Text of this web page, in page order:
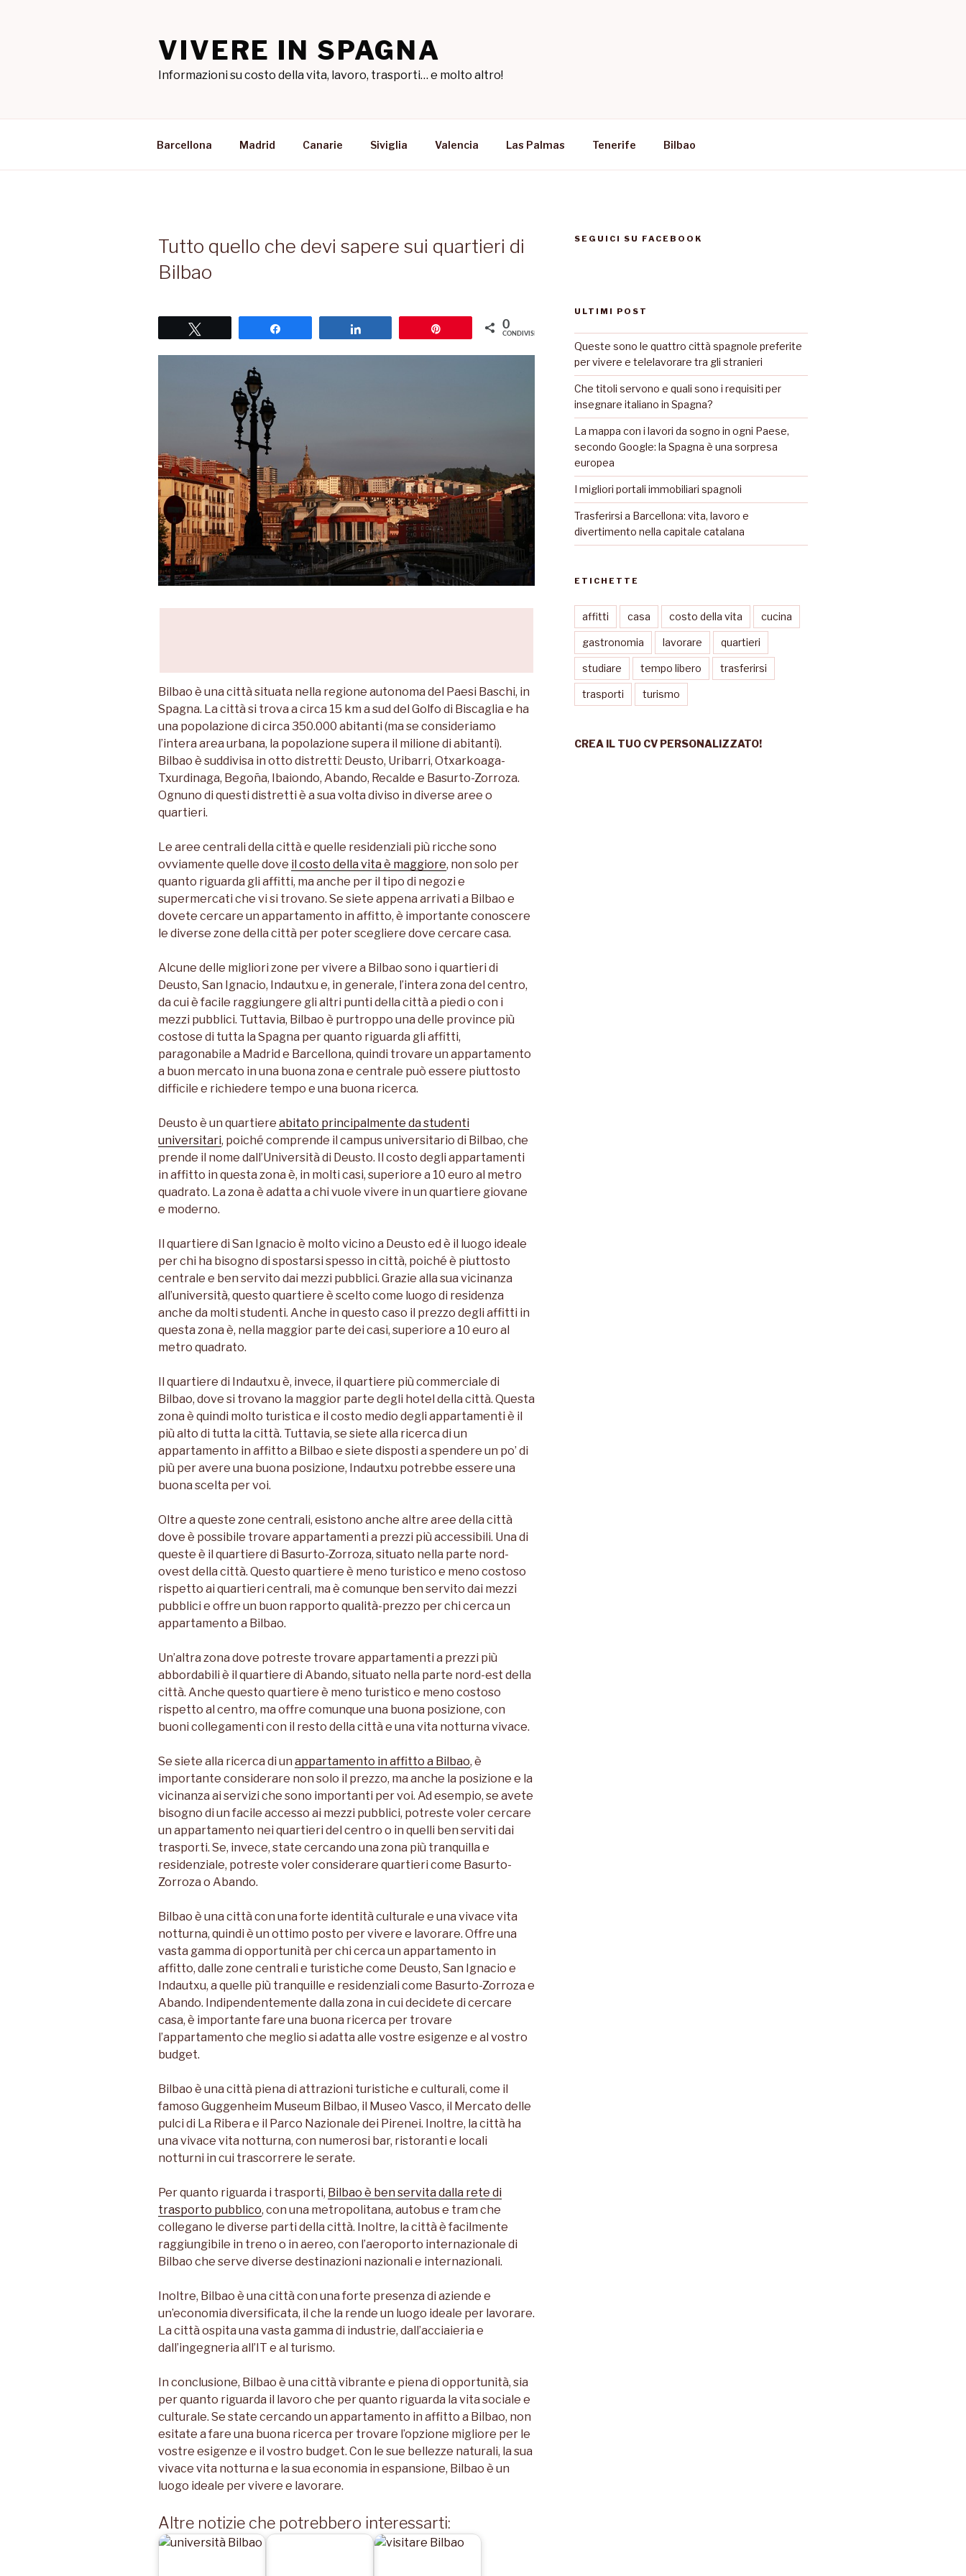
VIVERE IN SPAGNA
Informazioni su costo della vita, lavoro, trasporti… e molto altro!
Barcellona Madrid Canarie Siviglia Valencia Las Palmas Tenerife Bilbao
Tutto quello che devi sapere sui quartieri di
Bilbao
0
CONDIVISIONI
Bilbao è una città situata nella regione autonoma del Paesi Baschi, in
Spagna. La città si trova a circa 15 km a sud del Golfo di Biscaglia e ha
una popolazione di circa 350.000 abitanti (ma se consideriamo
l’intera area urbana, la popolazione supera il milione di abitanti).
Bilbao è suddivisa in otto distretti: Deusto, Uribarri, Otxarkoaga-
Txurdinaga, Begoña, Ibaiondo, Abando, Recalde e Basurto-Zorroza.
Ognuno di questi distretti è a sua volta diviso in diverse aree o
quartieri.
Le aree centrali della città e quelle residenziali più ricche sono
ovviamente quelle dove il costo della vita è maggiore, non solo per
quanto riguarda gli affitti, ma anche per il tipo di negozi e
supermercati che vi si trovano. Se siete appena arrivati a Bilbao e
dovete cercare un appartamento in affitto, è importante conoscere
le diverse zone della città per poter scegliere dove cercare casa.
Alcune delle migliori zone per vivere a Bilbao sono i quartieri di
Deusto, San Ignacio, Indautxu e, in generale, l’intera zona del centro,
da cui è facile raggiungere gli altri punti della città a piedi o con i
mezzi pubblici. Tuttavia, Bilbao è purtroppo una delle province più
costose di tutta la Spagna per quanto riguarda gli affitti,
paragonabile a Madrid e Barcellona, quindi trovare un appartamento
a buon mercato in una buona zona e centrale può essere piuttosto
difficile e richiedere tempo e una buona ricerca.
Deusto è un quartiere abitato principalmente da studenti
universitari, poiché comprende il campus universitario di Bilbao, che
prende il nome dall’Università di Deusto. Il costo degli appartamenti
in affitto in questa zona è, in molti casi, superiore a 10 euro al metro
quadrato. La zona è adatta a chi vuole vivere in un quartiere giovane
e moderno.
Il quartiere di San Ignacio è molto vicino a Deusto ed è il luogo ideale
per chi ha bisogno di spostarsi spesso in città, poiché è piuttosto
centrale e ben servito dai mezzi pubblici. Grazie alla sua vicinanza
all’università, questo quartiere è scelto come luogo di residenza
anche da molti studenti. Anche in questo caso il prezzo degli affitti in
questa zona è, nella maggior parte dei casi, superiore a 10 euro al
metro quadrato.
Il quartiere di Indautxu è, invece, il quartiere più commerciale di
Bilbao, dove si trovano la maggior parte degli hotel della città. Questa
zona è quindi molto turistica e il costo medio degli appartamenti è il
più alto di tutta la città. Tuttavia, se siete alla ricerca di un
appartamento in affitto a Bilbao e siete disposti a spendere un po’ di
più per avere una buona posizione, Indautxu potrebbe essere una
buona scelta per voi.
Oltre a queste zone centrali, esistono anche altre aree della città
dove è possibile trovare appartamenti a prezzi più accessibili. Una di
queste è il quartiere di Basurto-Zorroza, situato nella parte nord-
ovest della città. Questo quartiere è meno turistico e meno costoso
rispetto ai quartieri centrali, ma è comunque ben servito dai mezzi
pubblici e offre un buon rapporto qualità-prezzo per chi cerca un
appartamento a Bilbao.
Un’altra zona dove potreste trovare appartamenti a prezzi più
abbordabili è il quartiere di Abando, situato nella parte nord-est della
città. Anche questo quartiere è meno turistico e meno costoso
rispetto al centro, ma offre comunque una buona posizione, con
buoni collegamenti con il resto della città e una vita notturna vivace.
Se siete alla ricerca di un appartamento in affitto a Bilbao, è
importante considerare non solo il prezzo, ma anche la posizione e la
vicinanza ai servizi che sono importanti per voi. Ad esempio, se avete
bisogno di un facile accesso ai mezzi pubblici, potreste voler cercare
un appartamento nei quartieri del centro o in quelli ben serviti dai
trasporti. Se, invece, state cercando una zona più tranquilla e
residenziale, potreste voler considerare quartieri come Basurto-
Zorroza o Abando.
Bilbao è una città con una forte identità culturale e una vivace vita
notturna, quindi è un ottimo posto per vivere e lavorare. Offre una
vasta gamma di opportunità per chi cerca un appartamento in
affitto, dalle zone centrali e turistiche come Deusto, San Ignacio e
Indautxu, a quelle più tranquille e residenziali come Basurto-Zorroza e
Abando. Indipendentemente dalla zona in cui decidete di cercare
casa, è importante fare una buona ricerca per trovare
l’appartamento che meglio si adatta alle vostre esigenze e al vostro
budget.
Bilbao è una città piena di attrazioni turistiche e culturali, come il
famoso Guggenheim Museum Bilbao, il Museo Vasco, il Mercato delle
pulci di La Ribera e il Parco Nazionale dei Pirenei. Inoltre, la città ha
una vivace vita notturna, con numerosi bar, ristoranti e locali
notturni in cui trascorrere le serate.
Per quanto riguarda i trasporti, Bilbao è ben servita dalla rete di
trasporto pubblico, con una metropolitana, autobus e tram che
collegano le diverse parti della città. Inoltre, la città è facilmente
raggiungibile in treno o in aereo, con l’aeroporto internazionale di
Bilbao che serve diverse destinazioni nazionali e internazionali.
Inoltre, Bilbao è una città con una forte presenza di aziende e
un’economia diversificata, il che la rende un luogo ideale per lavorare.
La città ospita una vasta gamma di industrie, dall’acciaieria e
dall’ingegneria all’IT e al turismo.
In conclusione, Bilbao è una città vibrante e piena di opportunità, sia
per quanto riguarda il lavoro che per quanto riguarda la vita sociale e
culturale. Se state cercando un appartamento in affitto a Bilbao, non
esitate a fare una buona ricerca per trovare l’opzione migliore per le
vostre esigenze e il vostro budget. Con le sue bellezze naturali, la sua
vivace vita notturna e la sua economia in espansione, Bilbao è un
luogo ideale per vivere e lavorare.
Altre notizie che potrebbero interessarti:
SEGUICI SU FACEBOOK
ULTIMI POST
Queste sono le quattro città spagnole preferite
per vivere e telelavorare tra gli stranieri
Che titoli servono e quali sono i requisiti per
insegnare italiano in Spagna?
La mappa con i lavori da sogno in ogni Paese,
secondo Google: la Spagna è una sorpresa
europea
I migliori portali immobiliari spagnoli
Trasferirsi a Barcellona: vita, lavoro e
divertimento nella capitale catalana
ETICHETTE
affitti casa costo della vita cucina
gastronomia lavorare quartieri
studiare tempo libero trasferirsi
trasporti turismo
CREA IL TUO CV PERSONALIZZATO!